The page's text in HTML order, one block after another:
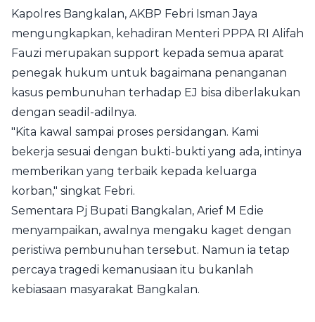
Kapolres Bangkalan, AKBP Febri Isman Jaya
mengungkapkan, kehadiran Menteri PPPA RI Alifah
Fauzi merupakan support kepada semua aparat
penegak hukum untuk bagaimana penanganan
kasus pembunuhan terhadap EJ bisa diberlakukan
dengan seadil-adilnya.
"Kita kawal sampai proses persidangan. Kami
bekerja sesuai dengan bukti-bukti yang ada, intinya
memberikan yang terbaik kepada keluarga
korban," singkat Febri.
Sementara Pj Bupati Bangkalan, Arief M Edie
menyampaikan, awalnya mengaku kaget dengan
peristiwa pembunuhan tersebut. Namun ia tetap
percaya tragedi kemanusiaan itu bukanlah
kebiasaan masyarakat Bangkalan.